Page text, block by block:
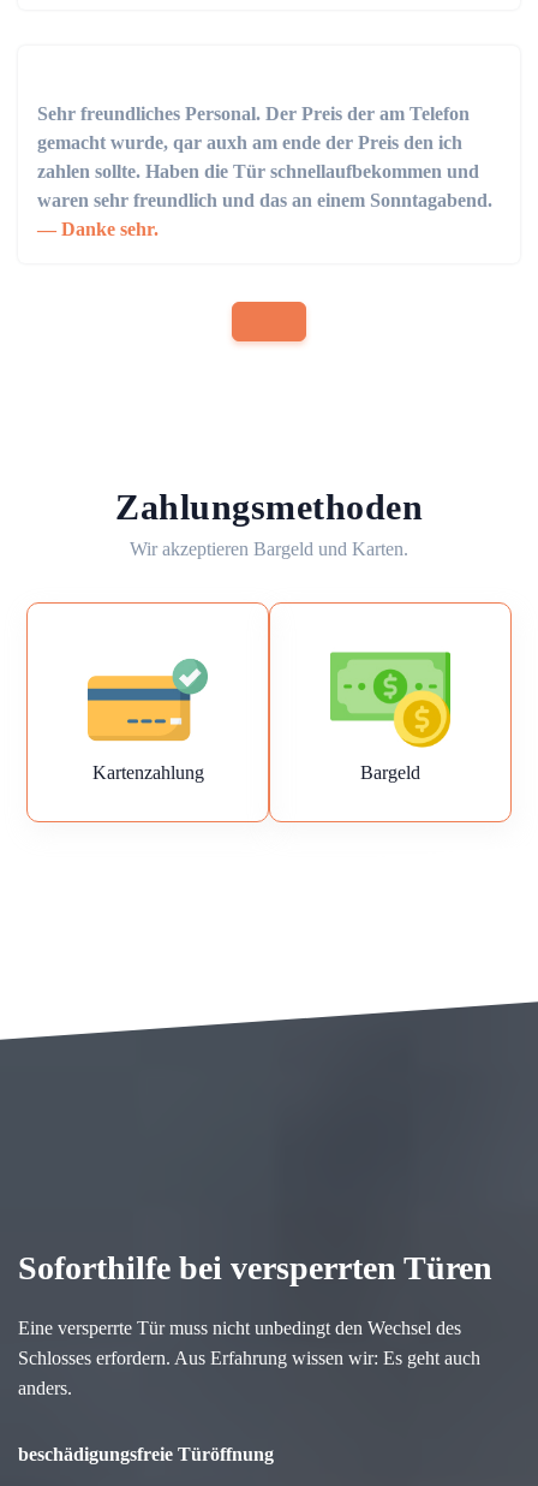
Sehr freundliches Personal. Der Preis der am Telefon
gemacht wurde, qar auxh am ende der Preis den ich
zahlen sollte. Haben die Tür schnellaufbekommen und
waren sehr freundlich und das an einem Sonntagabend.
Danke sehr.
Zahlungsmethoden
Wir akzeptieren Bargeld und Karten.
Kartenzahlung Bargeld
Soforthilfe bei versperrten Türen
Eine versperrte Tür muss nicht unbedingt den Wechsel des
Schlosses erfordern. Aus Erfahrung wissen wir: Es geht auch
anders.
beschädigungsfreie Türöffnung